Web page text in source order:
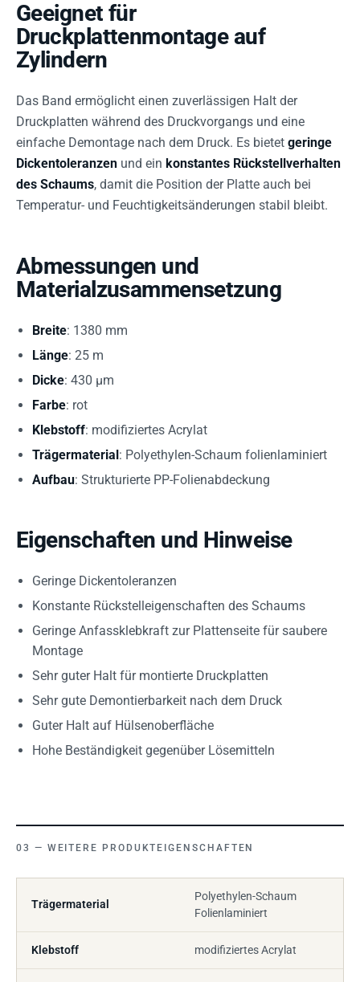
Geeignet für
Druckplattenmontage auf
Zylindern
Das Band ermöglicht einen zuverlässigen Halt der
Druckplatten während des Druckvorgangs und eine
einfache Demontage nach dem Druck. Es bietet geringe
Dickentoleranzen und ein konstantes Rückstellverhalten
des Schaums, damit die Position der Platte auch bei
Temperatur- und Feuchtigkeitsänderungen stabil bleibt.
Abmessungen und
Materialzusammensetzung
Breite: 1380 mm
Länge: 25 m
Dicke: 430 µm
Farbe: rot
Klebstoff: modifiziertes Acrylat
Trägermaterial: Polyethylen-Schaum folienlaminiert
Aufbau: Strukturierte PP-Folienabdeckung
Eigenschaften und Hinweise
Geringe Dickentoleranzen
Konstante Rückstelleigenschaften des Schaums
Geringe Anfassklebkraft zur Plattenseite für saubere
Montage
Sehr guter Halt für montierte Druckplatten
Sehr gute Demontierbarkeit nach dem Druck
Guter Halt auf Hülsenoberfläche
Hohe Beständigkeit gegenüber Lösemitteln
WEITERE PRODUKTEIGENSCHAFTEN
Trägermaterial
Polyethylen-Schaum
Folienlaminiert
Klebstoff modifiziertes Acrylat